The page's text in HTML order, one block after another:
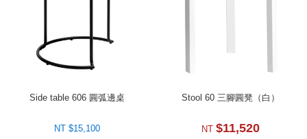
Side table 606 圓弧邊桌
NT $15,100
Stool 60 三腳圓凳（白）
NT $11,520